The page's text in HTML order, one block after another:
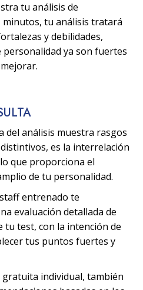
tu análisis de
minutos, tu análisis tratará
y debilidades,
personalidad ya son fuertes
del análisis muestra rasgos
es la interrelación
que proporciona el
de tu personalidad.
entrenado te
evaluación detallada de
tu test, con la intención de
tus puntos fuertes y
gratuita individual, también